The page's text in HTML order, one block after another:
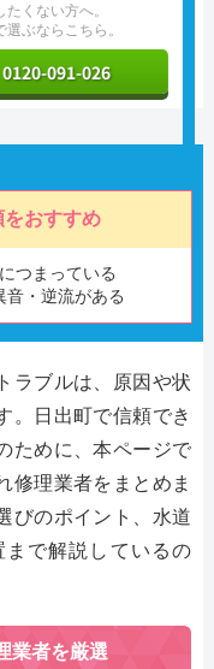
くない方へ。
ぶならこちら。
0120-091-026
をおすすめ
つまっている
音・逆流がある
ラブルは、原因や状
。日出町で信頼でき
ために、本ページで
修理業者をまとめま
びのポイント、水道
で解説しているの
業者を厳選